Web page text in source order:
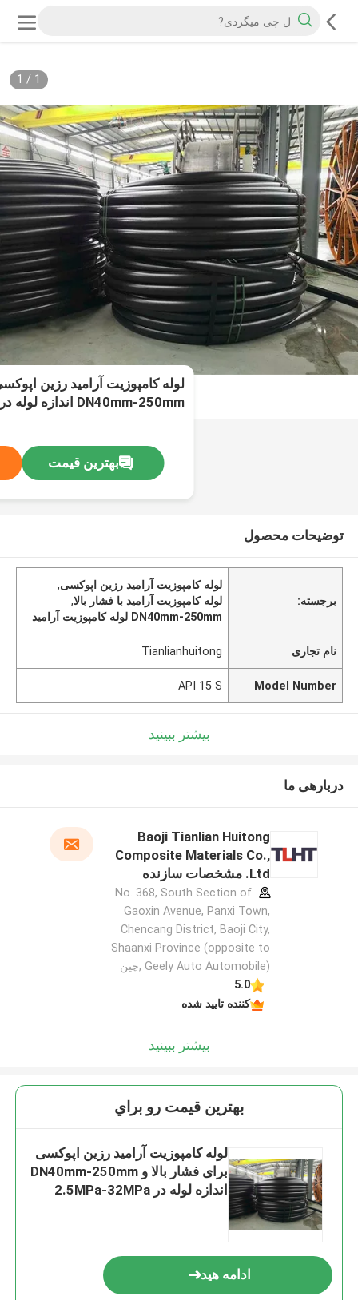
1
/
1
لوله کامپوزیت آرامید رزین
بهترین قیمت
توضیحات محصول
برجسته:
لوله کامپوزیت آرامید رزین اپوکسی,
لوله کامپوزیت آرامید با فشار بالا,
DN40mm-250mm لوله کامپوزیت آرامید
نام تجاری Tianlianhuitong
Model Number
API 15 S
بیشتر ببینید
دربارهی ما
Baoji Tianlian Huitong
Composite Materials Co.,
Ltd. مشخصات سازنده
No. 368, South Section of
Gaoxin Avenue, Panxi Town,
Chencang District, Baoji City,
Shaanxi Province (opposite to
Geely Auto Automobile) ,چین
5.0
کننده تایید شده
بیشتر ببینید
بهترين قيمت رو براي
لوله کامپوزیت آرامید رزین اپوکسی
برای فشار بالا و DN40mm-250mm
اندازه لوله در 2.5MPa-32MPa
ادامه هید